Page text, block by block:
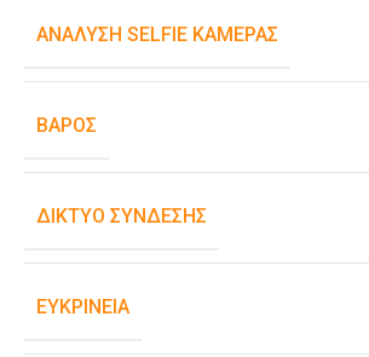
ΑΝΆΛΥΣΗ SELFIE ΚΆΜΕΡΑΣ
ΒΆΡΟΣ
ΔΊΚΤΥΟ ΣΎΝΔΕΣΗΣ
ΕΥΚΡΊΝΕΙΑ